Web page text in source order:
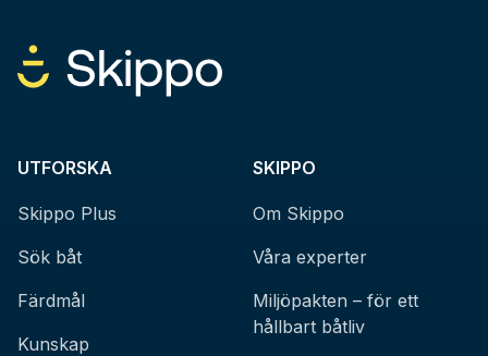
UTFORSKA
Skippo Plus
Sök båt
Färdmål
Kunskap
SKIPPO
Om Skippo
Våra experter
Miljöpakten – för ett
hållbart båtliv